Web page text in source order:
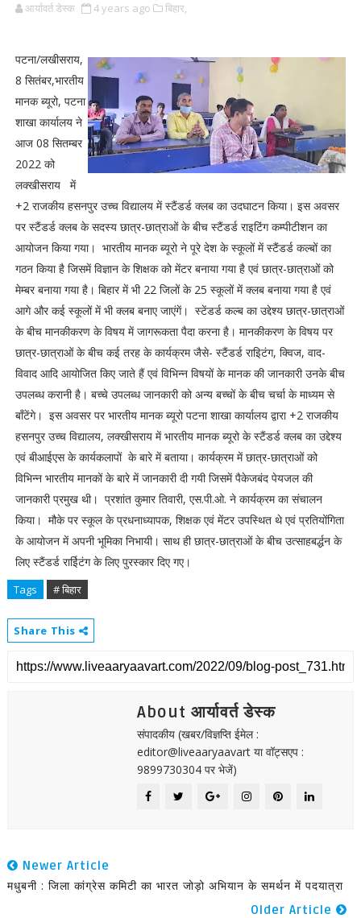
आर्यावर्त डेस्क 4 years ago बिहार,
पटना/लखीसराय,
8 सितंबर,भारतीय
मानक ब्‍यूरो, पटना
शाखा कार्यालय ने
आज 08 सितम्‍बर
2022 को
लक्खीसराय में
+2 राजकीय हसनपुर उच्‍च विद्यालय में स्‍टैंडर्ड क्‍लब का उदघाटन किया। इस अवसर
पर स्‍टैंडर्ड क्‍लब के सदस्‍य छात्र-छात्राओं के बीच स्‍टैंडर्ड राइटिंग कम्‍पीटीशन का
आयोजन किया गया। भारतीय मानक ब्‍यूरो ने पूरे देश के स्‍कूलों में स्‍टैंडर्ड कल्‍बों का
गठन किया है जिसमें विज्ञान के शिक्षक को मेंटर बनाया गया है एवं छात्र-छात्राओं को
मेम्‍बर बनाया गया है। बिहार में भी 22 जिलों के 25 स्‍कूलों में क्‍लब बनाया गया है एवं
आगे और कई स्‍कूलों में भी क्‍लब बनाए जाएंगें। स्‍टेंडर्ड कल्‍ब का उद्देश्‍य छात्र-छात्राओं
के बीच मानकीकरण के विषय में जागरूकता पैदा करना है। मानकीकरण के विषय पर
छात्र-छात्राओं के बीच कई तरह के कार्यक्रम जैसे- स्‍टैंडर्ड राइिटंग, क्‍विज, वाद-
विवाद आदि आयोजित किए जाते हैं एवं विभिन्‍न विषयों के मानक की जानकारी उनके बीच
उपलब्‍ध करानी है। बच्‍चे उपलब्‍ध जानकारी को अन्‍य बच्‍चों के बीच चर्चा के माध्‍यम से
बॉंटेंगे। इस अवसर पर भारतीय मानक ब्‍यूरो पटना शाखा कार्यालय द्वारा +2 राजकीय
हसनपुर उच्‍च विद्यालय, लक्खीसराय में भारतीय मानक ब्‍यूरो के स्‍टैंडर्ड क्‍लब का उद्देश्‍य
एवं बीआईएस के कार्यकलापों के बारे में बताया। कार्यक्रम में छात्र-छात्राओं को
विभिन्‍न भारतीय मानकों के बारे में जानकारी दी गयी जिसमें पैकेजबंद पेयजल की
जानकारी प्रमुख थी। प्रशांत कुमार तिवारी, एस.पी.ओ. ने कार्यक्रम का संचालन
किया। मौके पर स्‍कूल के प्रधनाध्‍यापक, शिक्षक एवं मेंटर उपस्‍थित थे एवं प्रतियोंगिता
के आयोजन में अपनी भूमिका निभायी। साथ ही छात्र-छात्राओं के बीच उत्‍साहबर्द्धन के
लिए स्‍टैंडर्ड राईिटंग के लिए पुरस्‍कार दिए गए।
Tags # बिहार
Share This
About आर्यावर्त डेस्क
संपादकीय (खबर/विज्ञप्ति ईमेल :
editor@liveaaryaavart या वॉट्सएप :
9899730304 पर भेजें)
Newer Article
मधुबनी : जिला कांग्रेस कमिटी का भारत जोड़ो अभियान के समर्थन में पदयात्रा
Older Article